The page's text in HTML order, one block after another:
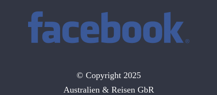
© Copyright 2025
Australien & Reisen GbR